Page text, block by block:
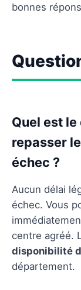
bonnes
Quel est
repasser
échec ?
Aucun délai
échec. Vous
centre agréé.
disponibilité
département.